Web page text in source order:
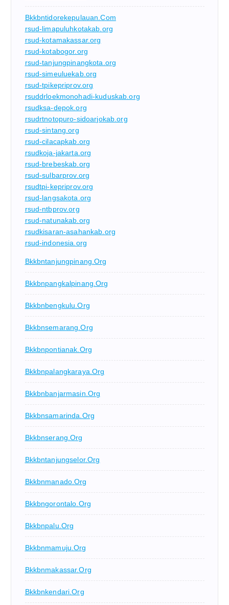
Bkkbntidorekepulauan.com
rsud-limapuluhkotakab.org
rsud-kotamakassar.org
rsud-kotabogor.org
rsud-tanjungpinangkota.org
rsud-simeuluekab.org
rsud-tpikepriprov.org
rsuddrloekmonohadi-kuduskab.org
rsudksa-depok.org
rsudrtnotopuro-sidoarjokab.org
rsud-sintang.org
rsud-cilacapkab.org
rsudkoja-jakarta.org
rsud-brebeskab.org
rsud-sulbarprov.org
rsudtpi-kepriprov.org
rsud-langsakota.org
rsud-ntbprov.org
rsud-natunakab.org
rsudkisaran-asahankab.org
rsud-indonesia.org
Bkkbntanjungpinang.org
Bkkbnpangkalpinang.org
Bkkbnbengkulu.org
Bkkbnsemarang.org
Bkkbnpontianak.org
Bkkbnpalangkaraya.org
Bkkbnbanjarmasin.org
Bkkbnsamarinda.org
Bkkbnserang.org
Bkkbntanjungselor.org
Bkkbnmanado.org
Bkkbngorontalo.org
Bkkbnpalu.org
Bkkbnmamuju.org
Bkkbnmakassar.org
Bkkbnkendari.org